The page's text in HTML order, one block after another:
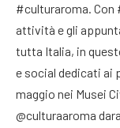
#culturaroma. Con
attività e gli
tutta Italia, in
e social dedicati ai
maggio nei Musei
@culturaaroma